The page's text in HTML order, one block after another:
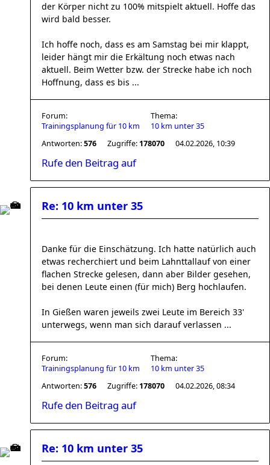
der Körper nicht zu 100% mitspielt aktuell. Hoffe das
wird bald besser.
Ich hoffe noch, dass es am Samstag bei mir klappt,
leider hängt mir die Erkältung noch etwas nach
aktuell. Beim Wetter bzw. der Strecke habe ich noch
Hoffnung, dass es bis ...
Forum:
Trainingsplanung für 10 km
Thema:
10 km unter 35
Antworten:576 Zugriffe: 178070 04.02.2026, 10:39
Rufe den Beitrag auf
Re: 10 km unter 35
Danke für die Einschätzung. Ich hatte natürlich auch
etwas recherchiert und beim Lahnttallauf von einer
flachen Strecke gelesen, dann aber Bilder gesehen,
bei denen Leute einen (für mich) Berg hochlaufen.
In Gießen waren jeweils zwei Leute im Bereich 33'
unterwegs, wenn man sich darauf verlassen ...
Forum:
Trainingsplanung für 10 km
Thema:
10 km unter 35
Antworten:576 Zugriffe: 178070 04.02.2026, 08:34
Rufe den Beitrag auf
Re: 10 km unter 35